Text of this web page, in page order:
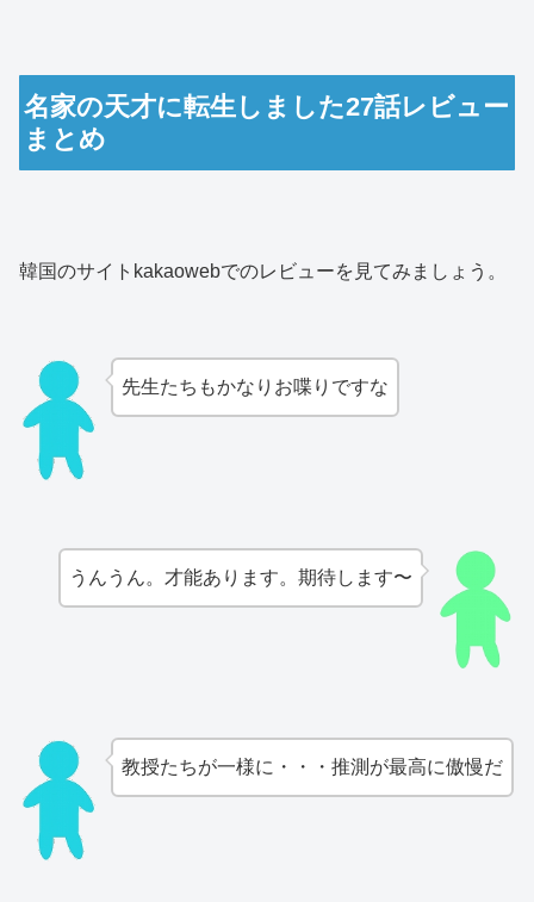
名家の天才に転生しました27話レビュー
まとめ
韓国のサイトkakaowebでのレビューを見てみましょう。
先生たちもかなりお喋りですな
うんうん。才能あります。期待します〜
教授たちが一様に・・・推測が最高に傲慢だ